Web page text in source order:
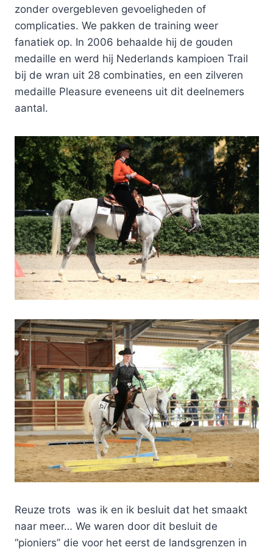
zonder overgebleven gevoeligheden of
complicaties. We pakken de training weer
fanatiek op. In 2006 behaalde hij de gouden
medaille en werd hij Nederlands kampioen Trail
bij de wran uit 28 combinaties, en een zilveren
medaille Pleasure eveneens uit dit deelnemers
aantal.
Reuze trots was ik en ik besluit dat het smaakt
naar meer… We waren door dit besluit de
“pioniers” die voor het eerst de landsgrenzen in